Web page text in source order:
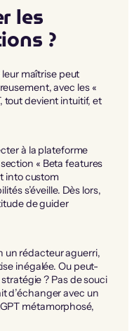
les
?
leur maîtrise peut
avec les «
tout devient intuitif, et
à la plateforme
« Beta features
into custom
s’éveille. Dès lors,
de guider
un rédacteur aguerri,
inégalée. Ou peut-
? Pas de souci
d’échanger avec un
métamorphosé,